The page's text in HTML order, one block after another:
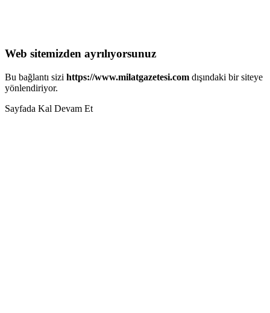
Web sitemizden ayrılıyorsunuz
Bu bağlantı sizi https://www.milatgazetesi.com dışındaki bir siteye
yönlendiriyor.
Sayfada Kal Devam Et